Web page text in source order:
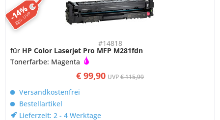
-14%
ggü. UVP
#14818
€ 99,90 UVP€ 115,99
für HP Color Laserjet Pro MFP M281fdn
Tonerfarbe: Magenta
Versandkostenfrei
Bestellartikel
Lieferzeit: 2 - 4 Werktage